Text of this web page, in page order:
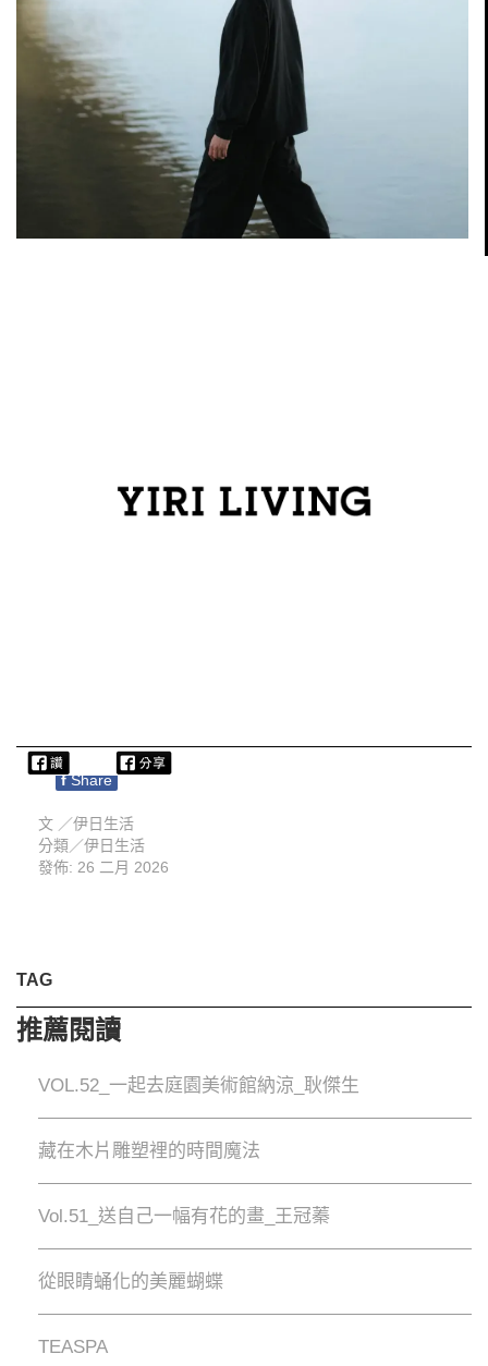
f Share
文 ／伊日生活
分類／伊日生活
發佈: 26 二月 2026
TAG
推薦閱讀
VOL.52_一起去庭園美術館納涼_耿傑生
藏在木片雕塑裡的時間魔法
Vol.51_送自己一幅有花的畫_王冠蓁
從眼睛蛹化的美麗蝴蝶
TEASPA